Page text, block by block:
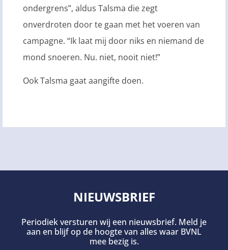
ondergrens”, aldus Talsma die zegt
onverdroten door te gaan met het voeren van
campagne. “Ik laat mij door niks en niemand de
mond snoeren. Nu. niet, nooit niet!”
Ook Talsma gaat aangifte doen.
NIEUWSBRIEF
Periodiek versturen wij een nieuwsbrief. Meld je
aan en blijf op de hoogte van alles waar BVNL
mee bezig is.